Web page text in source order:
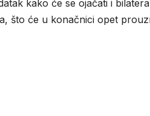
kako će se ojačati i
što će u konačnici opet